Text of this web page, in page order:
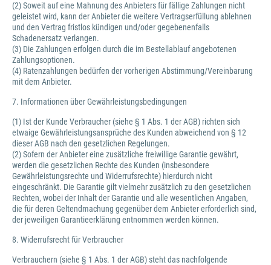
(2) Soweit auf eine Mahnung des Anbieters für fällige Zahlungen nicht
geleistet wird, kann der Anbieter die weitere Vertragserfüllung ablehnen
und den Vertrag fristlos kündigen und/oder gegebenenfalls
Schadenersatz verlangen.
(3) Die Zahlungen erfolgen durch die im Bestellablauf angebotenen
Zahlungsoptionen.
(4) Ratenzahlungen bedürfen der vorherigen Abstimmung/Vereinbarung
mit dem Anbieter.
7. Informationen über Gewährleistungsbedingungen
(1) Ist der Kunde Verbraucher (siehe § 1 Abs. 1 der AGB) richten sich
etwaige Gewährleistungsansprüche des Kunden abweichend von § 12
dieser AGB nach den gesetzlichen Regelungen.
(2) Sofern der Anbieter eine zusätzliche freiwillige Garantie gewährt,
werden die gesetzlichen Rechte des Kunden (insbesondere
Gewährleistungsrechte und Widerrufsrechte) hierdurch nicht
eingeschränkt. Die Garantie gilt vielmehr zusätzlich zu den gesetzlichen
Rechten, wobei der Inhalt der Garantie und alle wesentlichen Angaben,
die für deren Geltendmachung gegenüber dem Anbieter erforderlich sind,
der jeweiligen Garantieerklärung entnommen werden können.
8. Widerrufsrecht für Verbraucher
Verbrauchern (siehe § 1 Abs. 1 der AGB) steht das nachfolgende